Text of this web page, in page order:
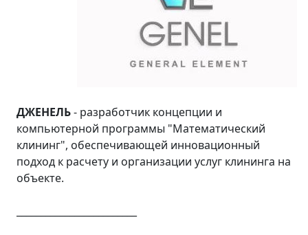
ДЖЕНЕЛЬ- разработчик концепции и
компьютерной программы "Математический
клининг", обеспечивающей инновационный
подход к расчету и организации услуг клининга на
объекте.